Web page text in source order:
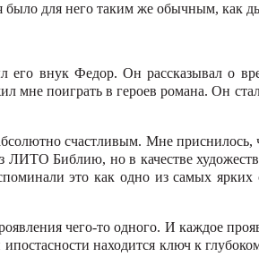
было для него таким же обычным, как
внук Федор. Он рассказывал о
мне поиграть в героев романа. Он
счастли­вым. Мне
ЛИТО Библию, но в качестве
это как одно из самых
чего-то одного. И каждое
находится ключ к